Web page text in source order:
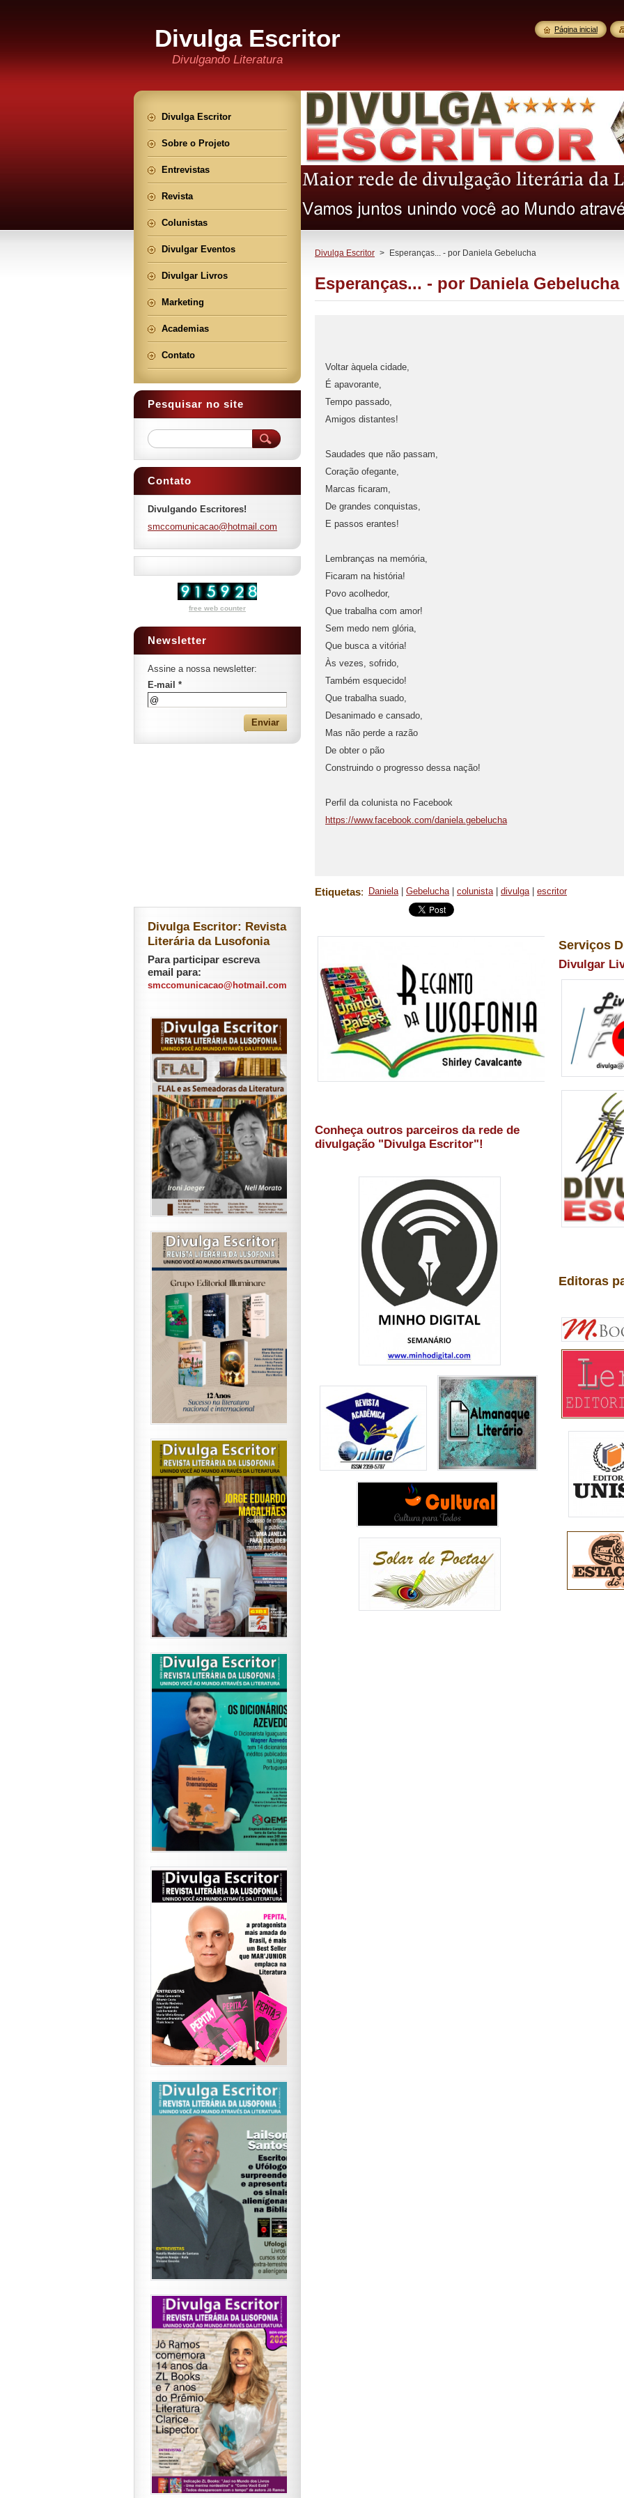
Divulga Escritor
Divulgando Literatura
Divulga Escritor > Esperanças... - por Daniela Gebelucha
Esperanças... - por Daniela Gebelucha
Voltar àquela cidade,
É apavorante,
Tempo passado,
Amigos distantes!
Saudades que não passam,
Coração ofegante,
Marcas ficaram,
De grandes conquistas,
E passos erantes!
Lembranças na memória,
Ficaram na história!
Povo acolhedor,
Que trabalha com amor!
Sem medo nem glória,
Que busca a vitória!
Às vezes, sofrido,
Também esquecido!
Que trabalha suado,
Desanimado e cansado,
Mas não perde a razão
De obter o pão
Construindo o progresso dessa nação!
Perfil da colunista no Facebook
https://www.facebook.com/daniela.gebelucha
Etiquetas: Daniela Gebelucha colunista divulga escritor
Conheça outros parceiros da rede de
divulgação "Divulga Escritor"!
Serviços
Divulgar
Editoras
Divulga Escritor
Sobre o Projeto
Entrevistas
Revista
Colunistas
Divulgar Eventos
Divulgar Livros
Marketing
Academias
Contato
Pesquisar no site
Contato
Divulgando Escritores!
smccomunicacao@hotmail.com
free web counter
Newsletter
Assine a nossa newsletter:
E-mail *
Divulga Escritor: Revista
Literária da Lusofonia
Para participar escreva
email para:
smccomunicacao@hotmail.com
Página inicial